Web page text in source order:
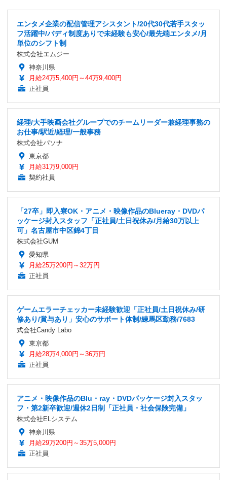
エンタメ企業の配信管理アシスタント/20代30代若手スタッ
フ活躍中/バディ制度ありで未経験も安心/最先端エンタメ/月
単位のシフト制
株式会社エムジー
神奈川県
月給24万5,400円～44万9,400円
正社員
経理/大手映画会社グループでのチームリーダー兼経理事務の
お仕事/駅近/経理/一般事務
株式会社パソナ
東京都
月給31万9,000円
契約社員
「27卒」即入寮OK・アニメ・映像作品のBlueray・DVDパ
ッケージ封入スタッフ「正社員/土日祝休み/月給30万以上
可」名古屋市中区錦4丁目
株式会社GUM
愛知県
月給25万200円～32万円
正社員
ゲームエラーチェッカー未経験歓迎「正社員/土日祝休み/研
修あり/賞与あり」安心のサポート体制/練馬区勤務/7683
式会社Candy Labo
東京都
月給28万4,000円～36万円
正社員
アニメ・映像作品のBlu・ray・DVDパッケージ封入スタッ
フ・第2新卒歓迎/週休2日制「正社員・社会保険完備」
株式会社ELシステム
神奈川県
月給29万200円～35万5,000円
正社員